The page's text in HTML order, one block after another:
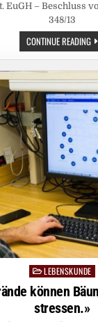
– Beschluss
348/13
CONTINUE READING
Posted
in
LEBENSKUNDE
können
stressen.»